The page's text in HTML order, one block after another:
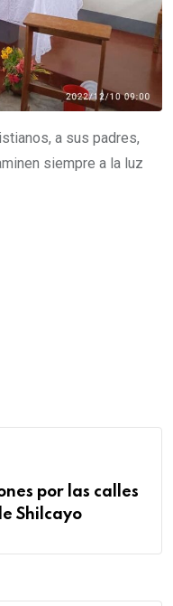
a sus padres,
siempre a la luz
por las calles
Shilcayo